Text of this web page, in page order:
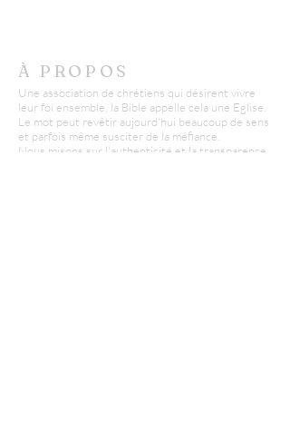
À PROPOS
Une association de chrétiens qui désirent vivre
leur foi ensemble, la Bible appelle cela une Eglise.
Le mot peut revêtir aujourd'hui beaucoup de sens
et parfois même susciter de la méfiance.
Nous misons sur l'authenticité et la transparence